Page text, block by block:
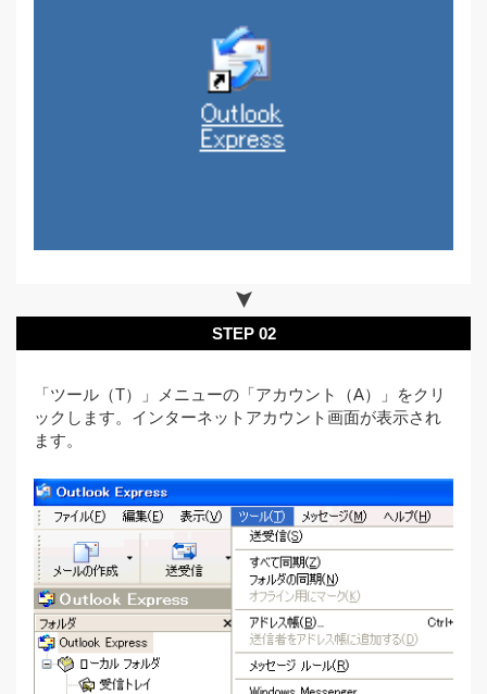
STEP 02
「ツール（T）」メニューの「アカウント（A）」をクリ
ックします。インターネットアカウント画面が表示され
ます。